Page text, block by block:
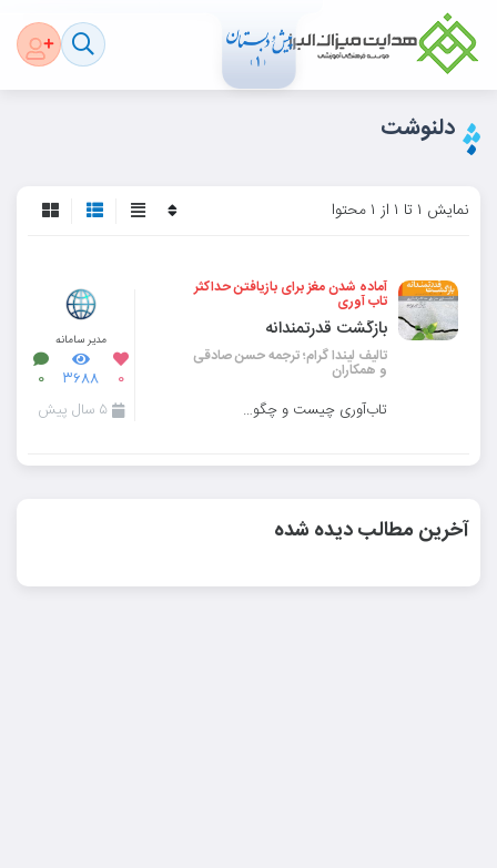
دلنوشت
نمایش ۱ تا ۱ از ۱ محتوا
آماده شدن مغز برای بازیافتن حداکثر
تاب آوری
بازگشت قدرتمندانه
تالیف لیندا گرام؛ ترجمه حسن صادقی
و همکاران
تاب‌آوری چیست و چگونه برای به دست آوردن دوباره ی آن مغزمان را سیم‌کشی مجدد کنیم؟ از طوفان
مدیر سامانه
۰ ۳۶۸۸ ۰
۵ سال پیش
آخرین مطالب دیده شده